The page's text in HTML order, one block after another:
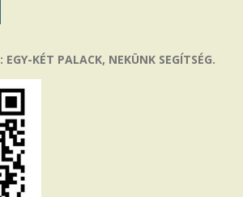
EGY-KÉT PALACK, NEKÜNK SEGÍTSÉG.